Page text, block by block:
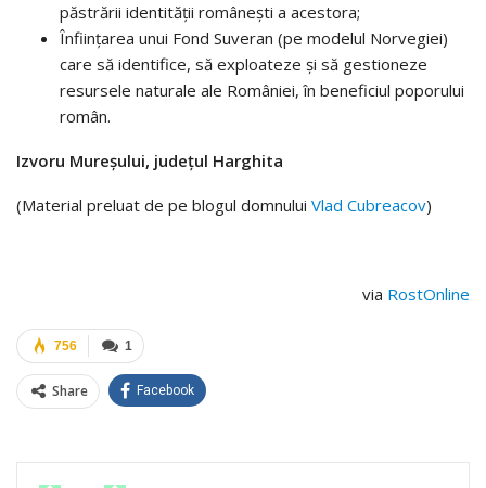
păstrării identităţii româneşti a acestora;
Înfiinţarea unui Fond Suveran (pe modelul Norvegiei)
care să identifice, să exploateze şi să gestioneze
resursele naturale ale României, în beneficiul poporului
român.
Izvoru Mureșului, județul Harghita
(Material preluat de pe blogul domnului Vlad Cubreacov)
via RostOnline
1
756
Share Facebook